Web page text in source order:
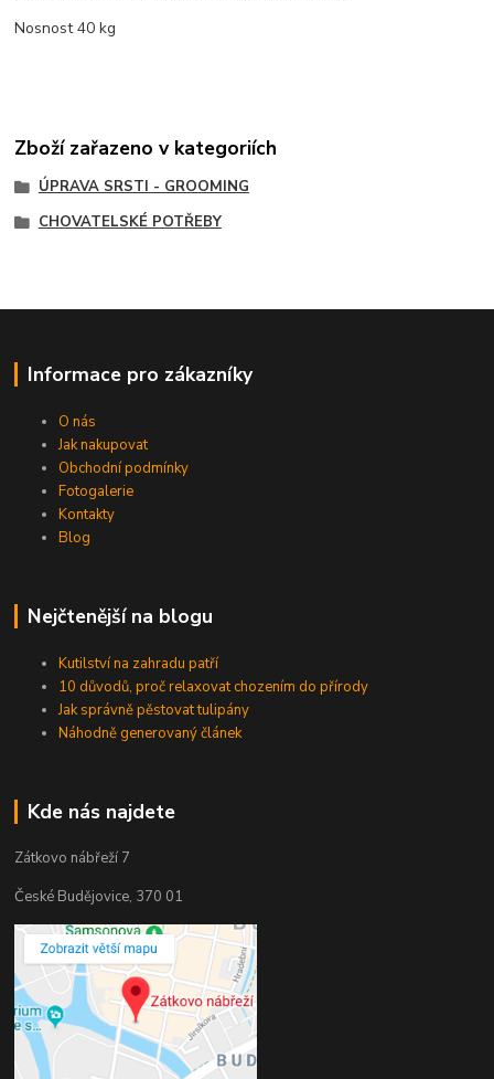
Nosnost 40 kg
Zboží zařazeno v kategoriích
ÚPRAVA SRSTI - GROOMING
CHOVATELSKÉ POTŘEBY
Informace pro zákazníky
O nás
Jak nakupovat
Obchodní podmínky
Fotogalerie
Kontakty
Blog
Nejčtenější na blogu
Kutilství na zahradu patří
10 důvodů, proč relaxovat chozením do přírody
Jak správně pěstovat tulipány
Náhodně generovaný článek
Kde nás najdete
Zátkovo nábřeží 7
České Budějovice, 370 01